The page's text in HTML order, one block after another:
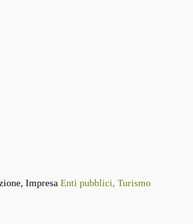
Impresa Enti pubblici, Turismo